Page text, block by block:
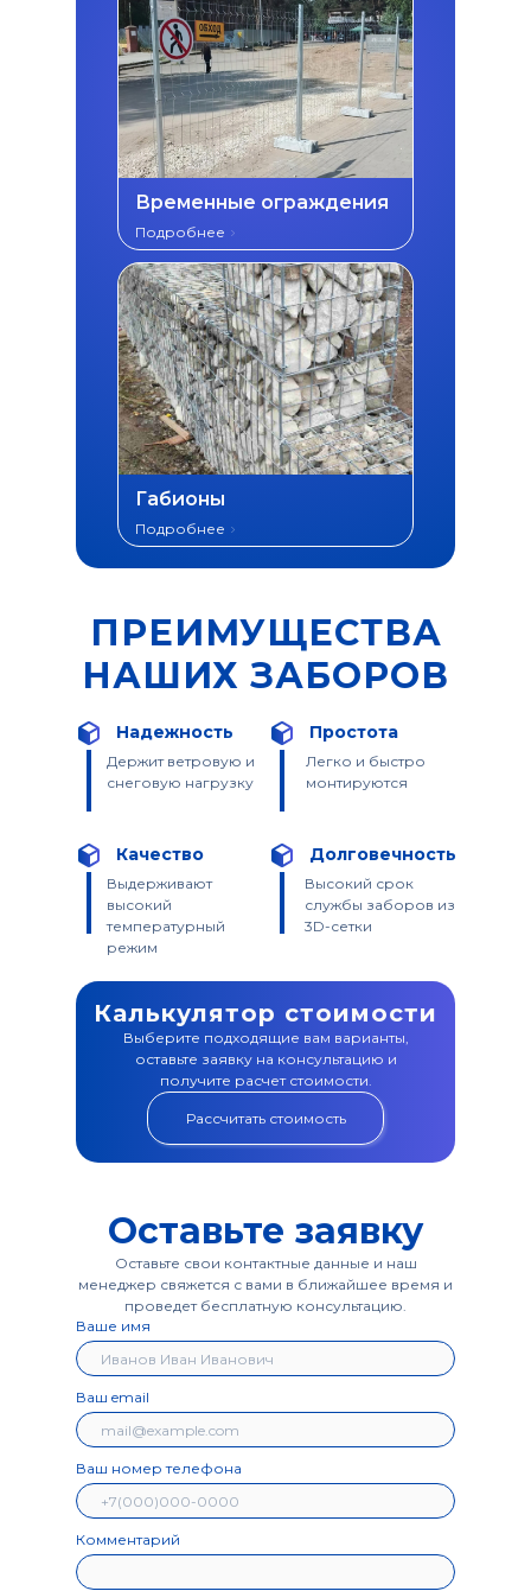
Габионы
Подробнее
Временные ограждения
Подробнее
Выдерживают
высокий
температурный
режим
Качество
Высокий срок
службы заборов из
3D-сетки
Долговечность
Простота
Легко и быстро
монтируются
Надежность
Держит ветровую и
снеговую нагрузку
ПРЕИМУЩЕСТВА
НАШИХ ЗАБОРОВ
Калькулятор стоимости
Выберите подходящие вам варианты,
оставьте заявку на консультацию и
получите расчет стоимости.
Рассчитать стоимость
Оставьте заявку
Оставьте свои контактные данные и наш
менеджер свяжется с вами в ближайшее время и
проведет бесплатную консультацию.
Ваше имя
Ваш email
Ваш номер телефона
Комментарий